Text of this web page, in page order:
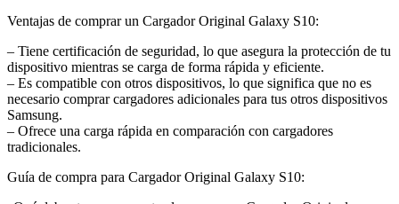
Ventajas de comprar un Cargador Original Galaxy S10:
– Tiene certificación de seguridad, lo que asegura la protección de tu
dispositivo mientras se carga de forma rápida y eficiente.
– Es compatible con otros dispositivos, lo que significa que no es
necesario comprar cargadores adicionales para tus otros dispositivos
Samsung.
– Ofrece una carga rápida en comparación con cargadores
tradicionales.
Guía de compra para Cargador Original Galaxy S10: